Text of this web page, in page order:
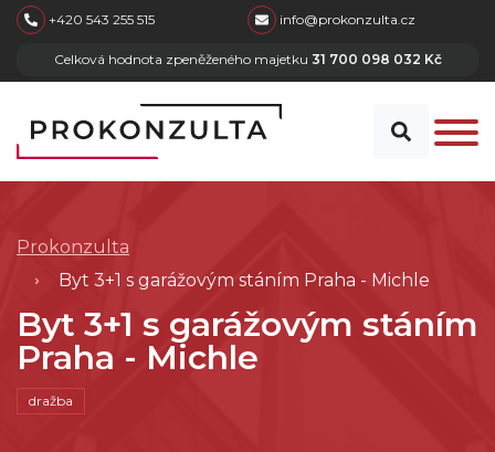
skip to main content
+420 543 255 515 info@prokonzulta.cz
Celková hodnota zpeněženého majetku 31 700 098 032 Kč
Prokonzulta
Byt 3+1 s garážovým stáním Praha - Michle
Byt 3+1 s garážovým stáním
Praha - Michle
dražba